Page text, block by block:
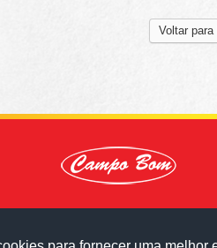
Voltar para